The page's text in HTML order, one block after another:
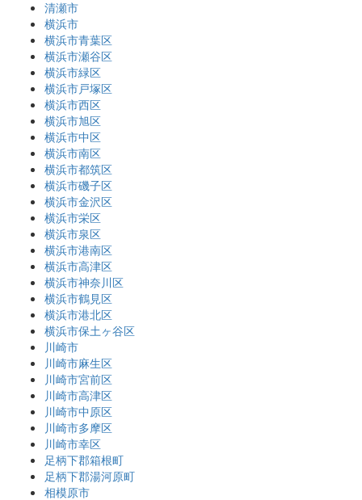
清瀬市
横浜市
横浜市青葉区
横浜市瀬谷区
横浜市緑区
横浜市戸塚区
横浜市西区
横浜市旭区
横浜市中区
横浜市南区
横浜市都筑区
横浜市磯子区
横浜市金沢区
横浜市栄区
横浜市泉区
横浜市港南区
横浜市高津区
横浜市神奈川区
横浜市鶴見区
横浜市港北区
横浜市保土ヶ谷区
川崎市
川崎市麻生区
川崎市宮前区
川崎市高津区
川崎市中原区
川崎市多摩区
川崎市幸区
足柄下郡箱根町
足柄下郡湯河原町
相模原市